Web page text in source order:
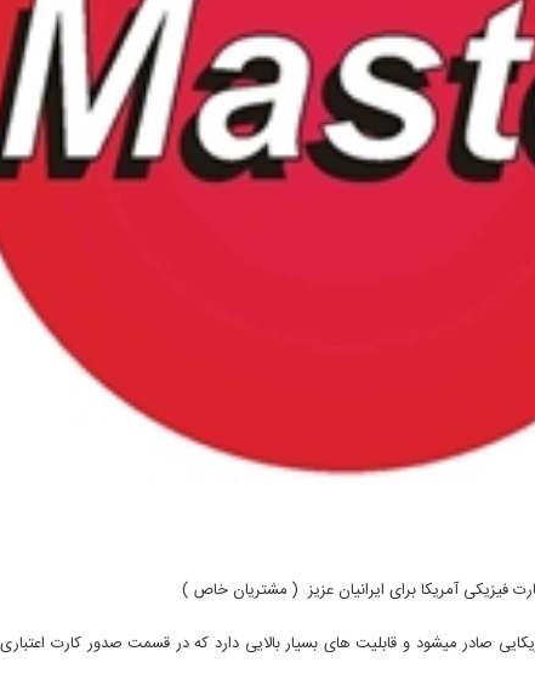
فیزیکی آمریکا برای ایرانیان عزیز ( مشتریان خاص )
صادر میشود و قابلیت های بسیار بالایی دارد که در قسمت صدور کارت